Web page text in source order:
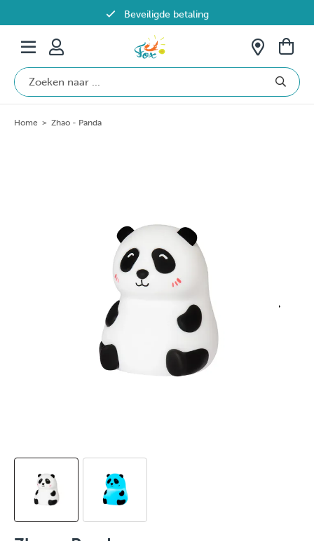
Beveiligde betaling
Gratis verzending vanaf €69 in België
Home > Zhao - Panda